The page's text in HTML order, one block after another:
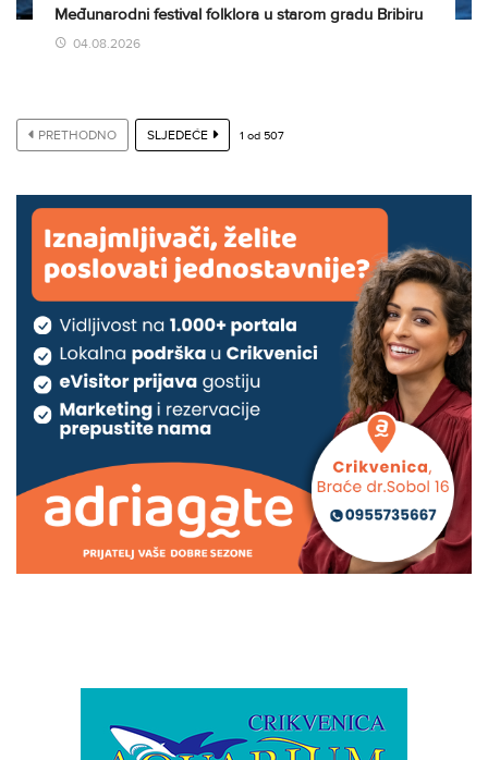
Međunarodni festival folklora u starom gradu Bribiru
04.08.2026
PRETHODNO SLJEDEĆE 1 od 507